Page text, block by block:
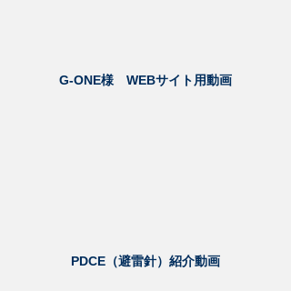
G-ONE様 WEBサイト用動画
PDCE（避雷針）紹介動画